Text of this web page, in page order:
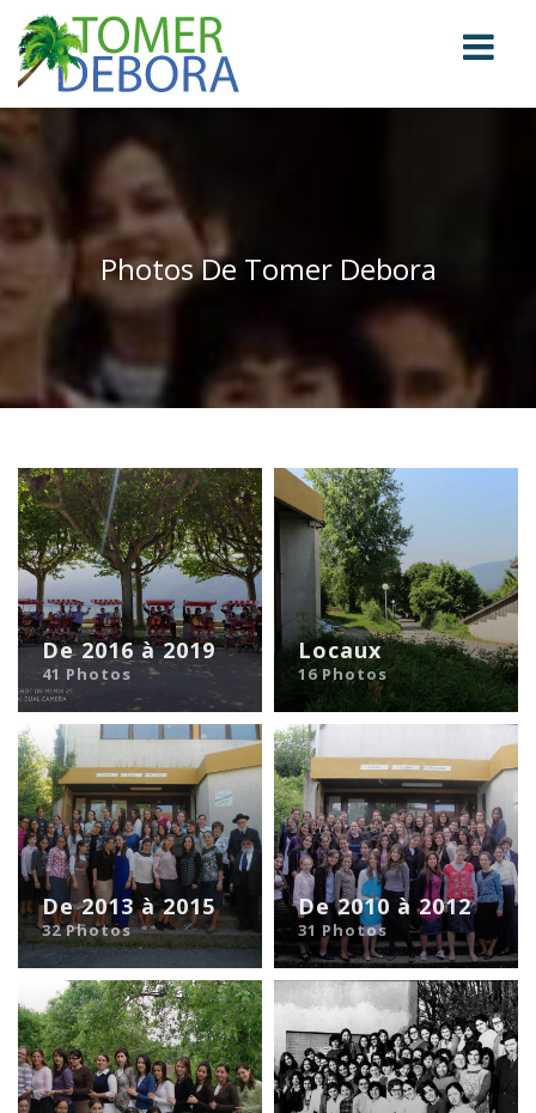
Photos De Tomer Debora
De 2016 à 2019
41 Photos
Locaux
16 Photos
De 2013 à 2015
32 Photos
De 2010 à 2012
31 Photos